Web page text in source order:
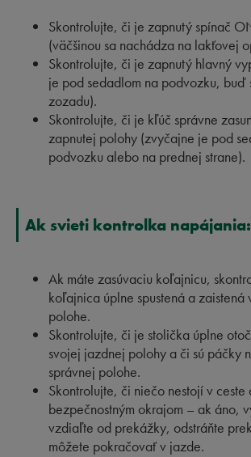
Skontrolujte, či je zapnutý spínač
(väčšinou sa nachádza na lakťovej
Skontrolujte, či je zapnutý hlavný
je pod sedadlom na podvozku, buď
zozadu).
Skontrolujte, či je kľúč správne
zapnutej polohy (zvyčajne je pod
podvozku alebo na prednej strane).
Ak svieti kontrolka napájania:
Ak máte zasúvaciu koľajnicu,
koľajnica úplne spustená a zaistená
polohe.
Skontrolujte, či je stolička úplne
svojej jazdnej polohy a či sú páčky
správnej polohe.
Skontrolujte, či niečo nestojí v ceste
bezpečnostným okrajom – ak áno,
vzdiaľte od prekážky, odstráňte
môžete pokračovať v jazde.